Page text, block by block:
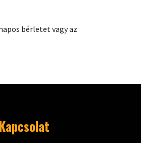
bérletet vagy az
Kapcsolat